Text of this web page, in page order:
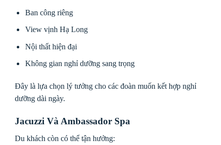
Ban công riêng
View vịnh Hạ Long
Nội thất hiện đại
Không gian nghỉ dưỡng sang trọng
Đây là lựa chọn lý tưởng cho các đoàn muốn kết hợp nghỉ
dưỡng dài ngày.
Jacuzzi Và Ambassador Spa
Du khách còn có thể tận hưởng: